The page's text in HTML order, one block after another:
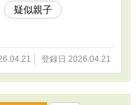
疑似親子
登録日 2026.04.21